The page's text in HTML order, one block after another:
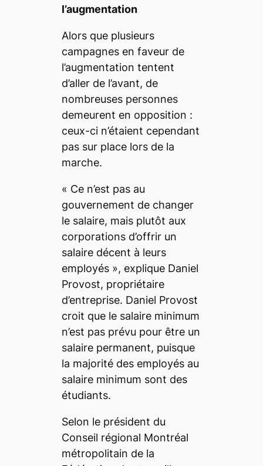
l’augmentation
Alors que plusieurs
campagnes en faveur de
l’augmentation tentent
d’aller de l’avant, de
nombreuses personnes
demeurent en opposition :
ceux-ci n’étaient cependant
pas sur place lors de la
marche.
« Ce n’est pas au
gouvernement de changer
le salaire, mais plutôt aux
corporations d’offrir un
salaire décent à leurs
employés», explique Daniel
Provost, propriétaire
d’entreprise. Daniel Provost
croit que le salaire minimum
n’est pas prévu pour être un
salaire permanent, puisque
la majorité des employés au
salaire minimum sont des
étudiants.
Selon le président du
Conseil régional Montréal
métropolitain de la